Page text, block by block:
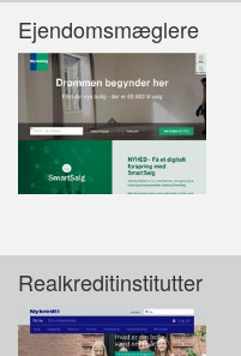
Ejendomsmæglere
Realkreditinstitutter